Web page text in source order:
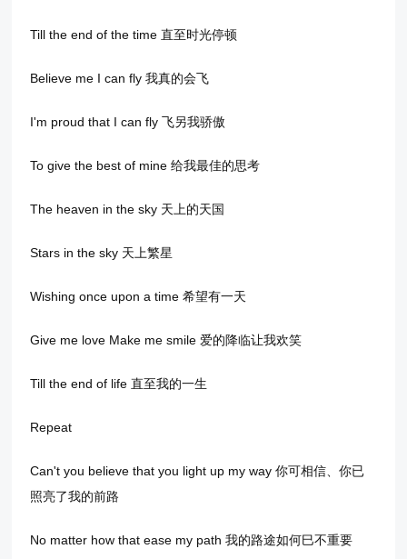
Till the end of the time 直至时光停顿
Believe me I can fly 我真的会飞
I'm proud that I can fly 飞另我骄傲
To give the best of mine 给我最佳的思考
The heaven in the sky 天上的天国
Stars in the sky 天上繁星
Wishing once upon a time 希望有一天
Give me love Make me smile 爱的降临让我欢笑
Till the end of life 直至我的一生
Repeat
Can't you believe that you light up my way 你可相信、你已
照亮了我的前路
No matter how that ease my path 我的路途如何巳不重要